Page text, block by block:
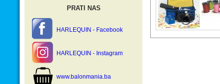
PRATI NAS
HARLEQUIN - Facebook
HARLEQUIN - Instagram
www.balonmania.ba